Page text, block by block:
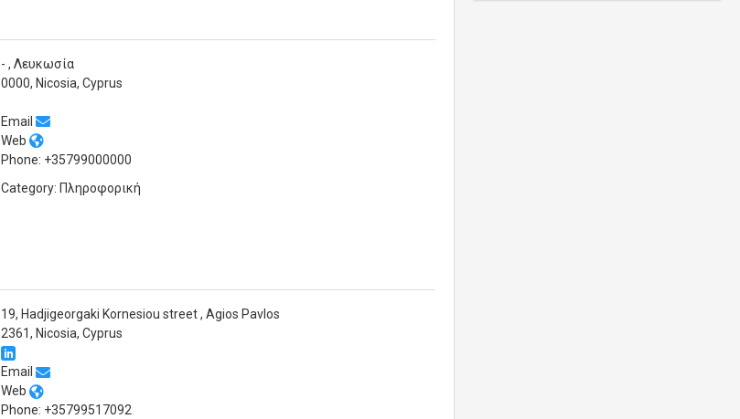
- , Λευκωσία
0000, Nicosia, Cyprus
Email
Web
Phone: +35799000000
Category: Πληροφορική
19, Hadjigeorgaki Kornesiou street , Agios Pavlos
2361, Nicosia, Cyprus
Email
Web
Phone: +35799517092